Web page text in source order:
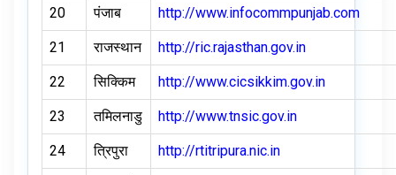
20 पंजाब http://www.infocommpunjab.com
21 राजस्थान http://ric.rajasthan.gov.in
22 सिक्किम http://www.cicsikkim.gov.in
23 तमिलनाडु http://www.tnsic.gov.in
24 त्रिपुरा http://rtitripura.nic.in